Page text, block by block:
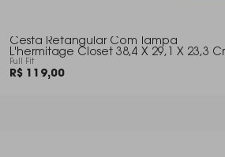
Cesta Retangular Com Tampa
L'hermitage Closet 38,4 X 29,1 X 23,3
Full Fit
R$ 119,00